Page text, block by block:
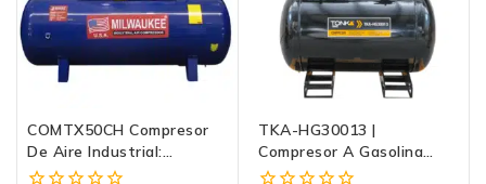
COMTX50CH Compresor
De Aire Industrial:
Potencia Y Rendimiento
TKA-HG30013 |
Compresor A Gasolina
300L | Tonka